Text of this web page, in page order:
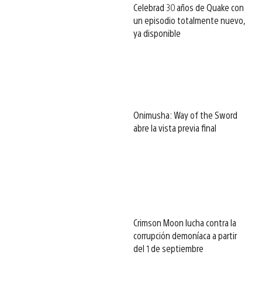
Celebrad 30 años de Quake con
un episodio totalmente nuevo,
ya disponible
Onimusha: Way of the Sword
abre la vista previa final
Crimson Moon lucha contra la
corrupción demoníaca a partir
del 1 de septiembre